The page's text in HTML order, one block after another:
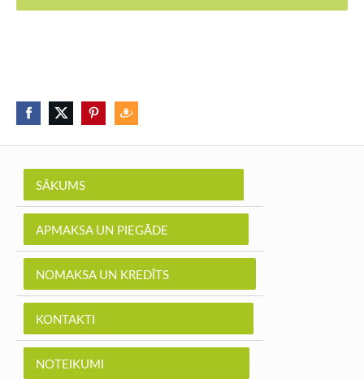
SĀKUMS
APMAKSA UN PIEGĀDE
NOMAKSA UN KREDĪTS
KONTAKTI
NOTEIKUMI